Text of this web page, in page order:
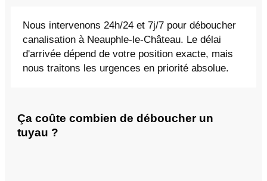
Nous intervenons 24h/24 et 7j/7 pour déboucher
canalisation à Neauphle-le-Château. Le délai
d'arrivée dépend de votre position exacte, mais
nous traitons les urgences en priorité absolue.
Ça coûte combien de déboucher un
tuyau ?